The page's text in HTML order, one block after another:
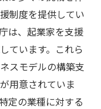
度
法
策
訓
制度を提供してい
は、起業家を支援
ています。これら
スモデルの構築支
用意されていま
定の業種に対する